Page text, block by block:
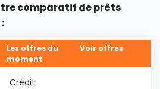
comparatif de prêts
Les offres du
moment
Voir offres
Crédit